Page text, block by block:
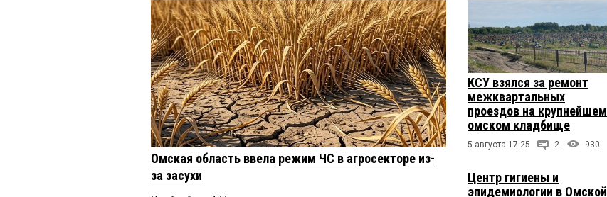
Омская область ввела режим ЧС в агросекторе из-
за засухи
КСУ взялся за ремонт
межквартальных
проездов на крупнейшем
омском кладбище
5 августа 17:25 2 930
Центр гигиены и
эпидемиологии в Омской